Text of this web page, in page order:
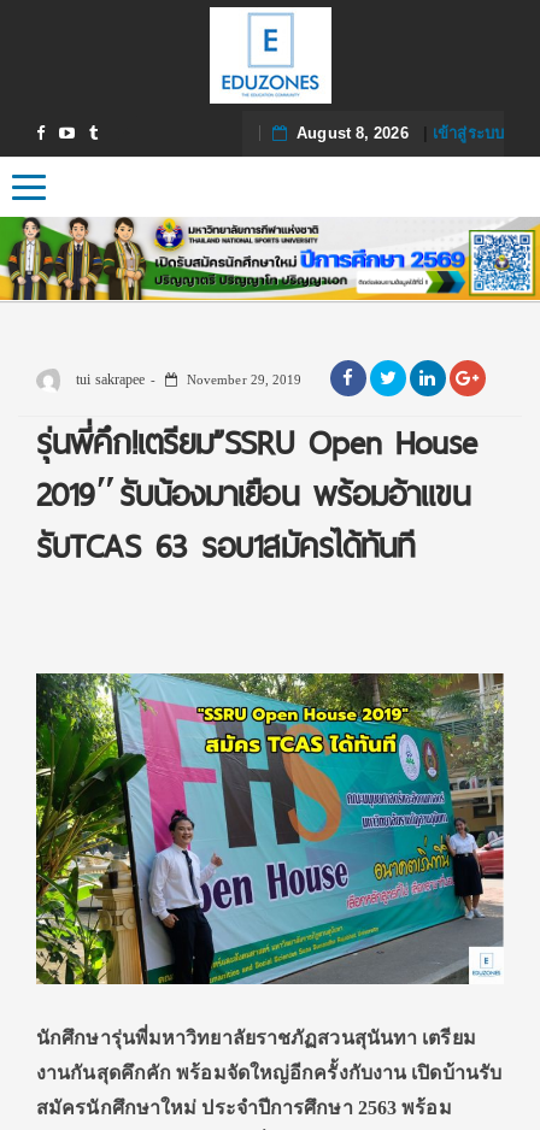
August 8, 2026| เข้าสู่ระบบ
Toggle navigation
tui sakrapee November 29, 2019
รุ่นพี่คึก!เตรียม”SSRU Open House
2019″รับน้องมาเยือน พร้อมอ้าแขน
รับTCAS 63 รอบ1สมัครได้ทันที
นักศึกษารุ่นพี่มหาวิทยาลัยราชภัฏสวนสุนันทา เตรียม
งานกันสุดคึกคัก พร้อมจัดใหญ่อีกครั้งกับงาน เปิดบ้านรับ
สมัครนักศึกษาใหม่ ประจำปีการศึกษา 2563 พร้อม